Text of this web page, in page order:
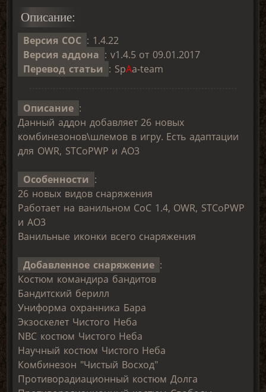
Описание:
Версия COC : 1.4.22
Версия аддона : v1.4.5 от 09.01.2017
Перевод статьи : SpAa-team
Описание :
Данный аддон добавляет 26 новых
комбинезонов\шлемов в игру. Есть адаптации
для OWR, STCoPWP и AO3
Особенности :
26 новых видов снаряжения
Работает на ванильном CoC 1.4, OWR, STCoPWP
и AO3
Ванильные иконки всего снаряжения
Добавленное снаряжение :
Костюм командира бандитов
Бандитский берилл
Униформа охранника Бара
Экзоскелет Чистого Неба
NBC костюм Чистого Неба
Научный костюм Чистого Неба
Комбинезон "Чистый Восход"
Противорадиационный костюм Долга